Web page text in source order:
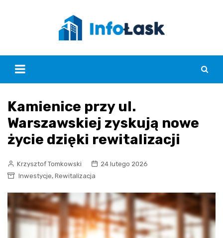
Kamienice przy ul.
Warszawskiej zyskują nowe
życie dzięki rewitalizacji
Krzysztof Tomkowski
24 lutego 2026
Inwestycje, Rewitalizacja